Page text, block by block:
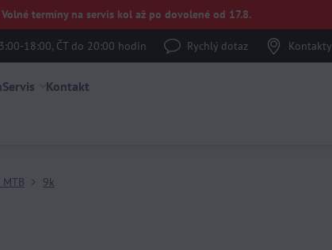
Volné termíny na servis kol až po dovolené od 17.8.
18:00, ČT do 20:00 hodin Rychlý dotaz Kontakty
Servis Kontakt
9k